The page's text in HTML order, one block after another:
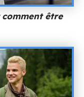
comment être